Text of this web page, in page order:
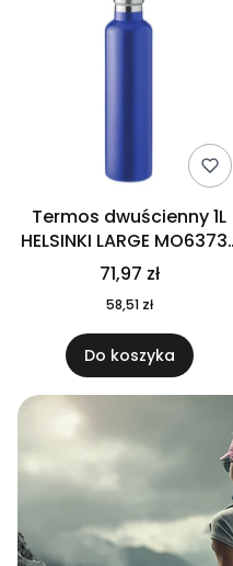
Termos dwuścienny 1L
HELSINKI LARGE
04
71,97 zł
58,51 zł
Do koszyka